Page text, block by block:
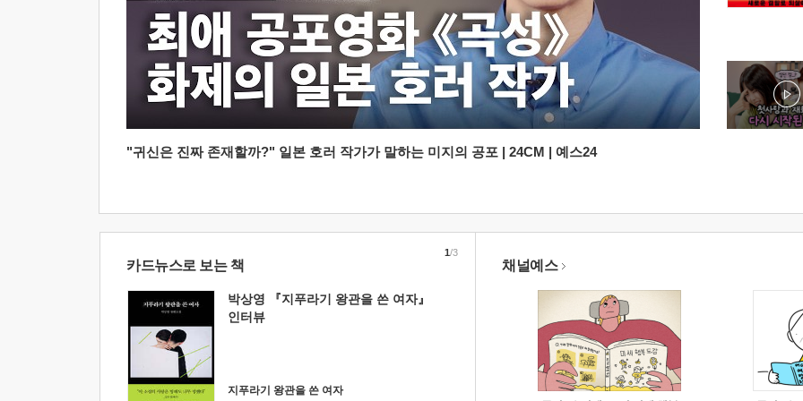
"귀신은 진짜 존재할까?" 일본 호러 작가가 말하는 미지의 공포 | 24CM | 예스24
카드뉴스로 보는 책
박상영 『지푸라기 왕관을 쓴 여자』
인터뷰
지푸라기 왕관을 쓴 여자
1/3
채널예스